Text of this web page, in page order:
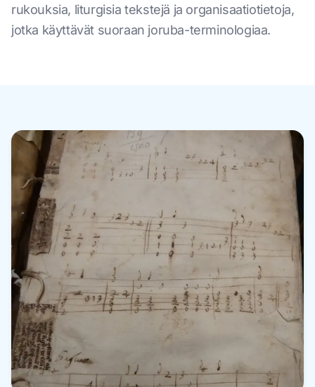
rukouksia, liturgisia tekstejä ja organisaatiotietoja,
jotka käyttävät suoraan joruba-terminologiaa.